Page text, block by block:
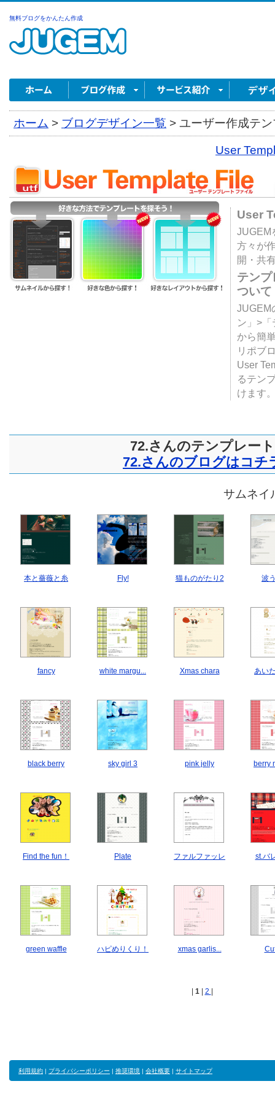
無料ブログをかんたん作成
ホーム > ブログデザイン一覧 > ユーザー作成テ
User
User
JUGEM
方々が
開・共
テン
ついて
JUGEM
ン」>
から簡
リポブ
User
るテン
けます
72.さんのテンプレート
72.さんのブログはコチ
サムネイ
本と薔薇と糸 Fly! 猫ものがたり2 波
fancy white margu... Xmas chara あい
black berry sky girl 3 pink jelly berry
Find the fun！ Plate ファルファッレ st.バ
green waffle ハピめりくり！ xmas garlis...
1 2
利用規約 | プライバシーポリシー | 推奨環境 | 会社概要 | サイトマップ